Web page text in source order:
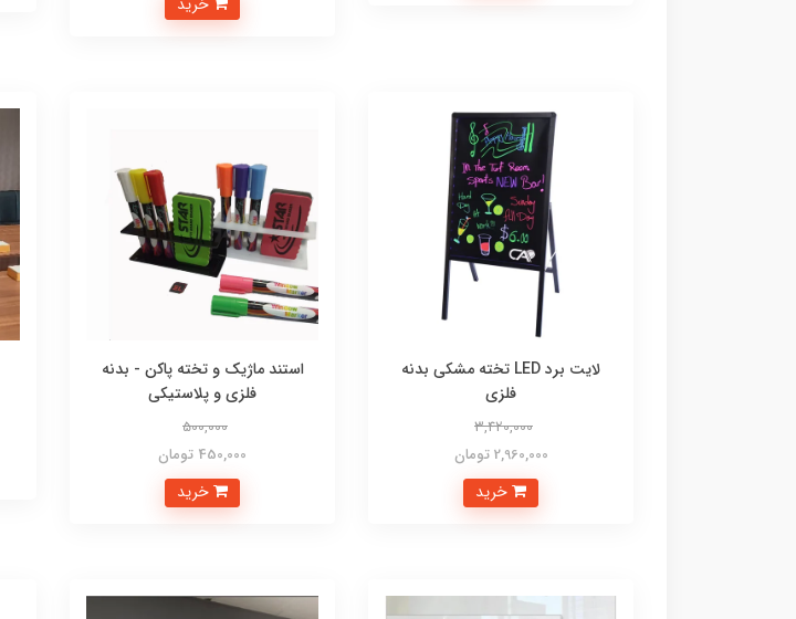
لایت برد LED تخته مشکی بدنه
فلزی
3,420,000
2,960,000 تومان
استند ماژیک و تخته پاکن - بدنه
فلزی و پلاستیکی
500,000
450,000 تومان